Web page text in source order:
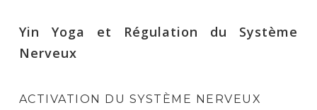
Yin Yoga et Régulation du Système
Nerveux
ACTIVATION DU SYSTÈME NERVEUX